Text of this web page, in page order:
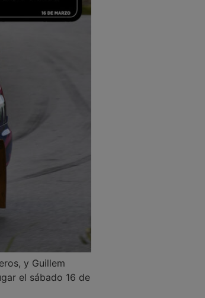
y Guillem
el sábado 16 de